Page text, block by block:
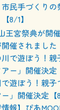
民手づくり
8/1】
催されました
遊ぼう！親
」開催決定【